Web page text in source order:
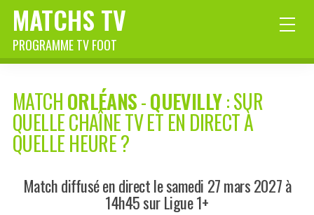
MATCHS TV
PROGRAMME TV FOOT
MATCHORLÉANS-QUEVILLY: SUR
QUELLE CHAÎNE TV ET EN DIRECT À
QUELLE HEURE ?
Match diffusé en direct le samedi 27 mars 2027 à
14h45 sur Ligue 1+